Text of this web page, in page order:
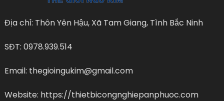
Địa chỉ: Thôn Yên Hậu, Xã Tam Giang, Tình Bắc Ninh
SĐT: 0978.939.514
Email: thegioingukim@gmail.com
Website: https://thietbicongnghiepanphuoc.com